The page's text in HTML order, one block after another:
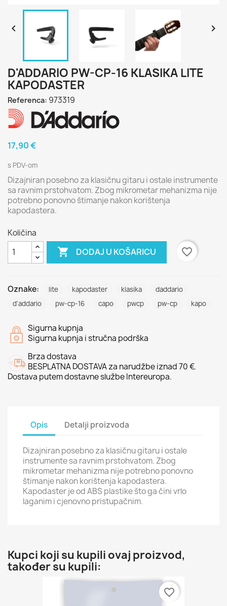
 
D'ADDARIO PW-CP-16 KLASIKA LITE
KAPODASTER
Referenca: 973319
17,90 €
s PDV-om
Dizajniran posebno za klasičnu gitaru i ostale instrumente
sa ravnim prstohvatom. Zbog mikrometar mehanizma nije
potrebno ponovno štimanje nakon korištenja
kapodastera.
Količina
 DODAJ U KOŠARICU favorite_border
Oznake: lite kapodaster klasika
daddario
d'addario
pw-cp-16 capo pwcp pw-cp kapo
Sigurna kupnja
Sigurna kupnja i stručna podrška
Brza dostava
BESPLATNA DOSTAVA za narudžbe iznad 70 €.
Dostava putem dostavne službe Intereuropa.
Opis Detalji proizvoda
Dizajniran posebno za klasičnu gitaru i ostale
instrumente sa ravnim prstohvatom. Zbog
mikrometar mehanizma nije potrebno ponovno
štimanje nakon korištenja kapodastera.
Kapodaster je od ABS plastike što ga čini vrlo
laganim i cjenovno pristupačnim.
Kupci koji su kupili ovaj proizvod,
također su kupili:
favorite_border